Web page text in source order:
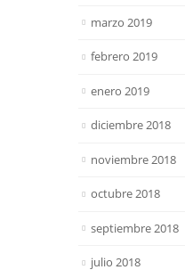
marzo 2019
febrero 2019
enero 2019
diciembre 2018
noviembre 2018
octubre 2018
septiembre 2018
julio 2018